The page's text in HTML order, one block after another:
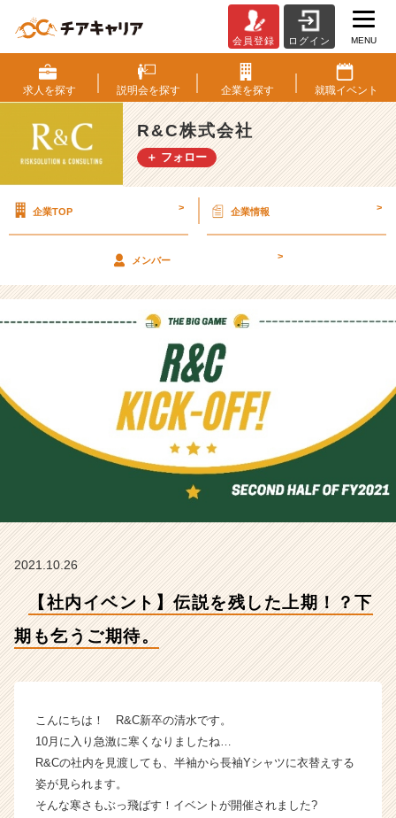
内
イ
ベ
ン
ト】
伝
し
期！？
期
ご
期
&
タ
ム
イ
|
ベ
チ
ー・
会員登録 ログイン MENU
求人を探す 説明会を探す 企業を探す 就職イベント
R&C株式会社
＋ フォロー
企業TOP > 企業情報 >
メンバー >
2021.10.26
【社内イベント】伝説を残した上期！？下
期も乞うご期待。
こんにちは！ R&C新卒の清水です。
10月に入り急激に寒くなりましたね…
R&Cの社内を見渡しても、半袖から長袖Yシャツに衣替えする
姿が見られます。
そんな寒さもぶっ飛ばす！イベントが開催されました?